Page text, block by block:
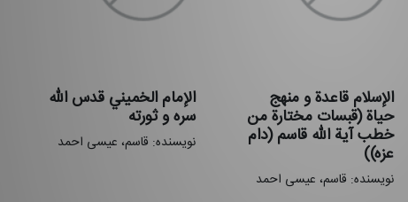
الإسلام قاعدة و منهج
حیاة (قبسات مختارة من
خطب آیة الله قاسم (دام
عزه))
نویسنده: قاسم، عیسی احمد
الإمام الخمیني قدس الله
سره و ثورته
نویسنده: قاسم، عیسی احمد